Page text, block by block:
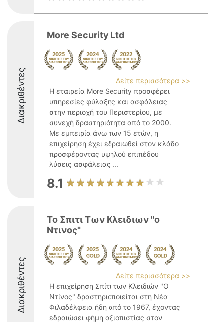
Διακριθέντες
More Security Ltd
Δείτε περισσότερα >>
Η εταιρεία More Security προσφέρει
υπηρεσίες φύλαξης και ασφάλειας
στην περιοχή του Περιστερίου, με
συνεχή δραστηριότητα από το 2000.
Με εμπειρία άνω των 15 ετών, η
επιχείρηση έχει εδραιωθεί στον κλάδο
προσφέροντας υψηλού επιπέδου
λύσεις ασφάλειας ...
8.1
Διακριθέντες
Το Σπιτι Των Κλειδιων "ο
Ντινος"
Δείτε περισσότερα >>
Η επιχείρηση Σπίτι των Κλειδιών "Ο
Ντίνος" δραστηριοποιείται στη Νέα
Φιλαδέλφεια ήδη από το 1967, έχοντας
εδραιώσει φήμη αξιοπιστίας στον